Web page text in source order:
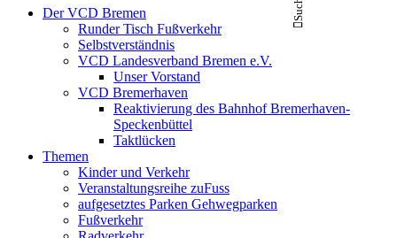
Der VCD Bremen
Runder Tisch Fußverkehr
Selbstverständnis
VCD Landesverband Bremen e.V.
Unser Vorstand
VCD Bremerhaven
Reaktivierung des Bahnhof Bremerhaven-
Speckenbüttel
Taktlücken
Themen
Kinder und Verkehr
Veranstaltungsreihe zuFuss
aufgesetztes Parken Gehwegparken
Fußverkehr